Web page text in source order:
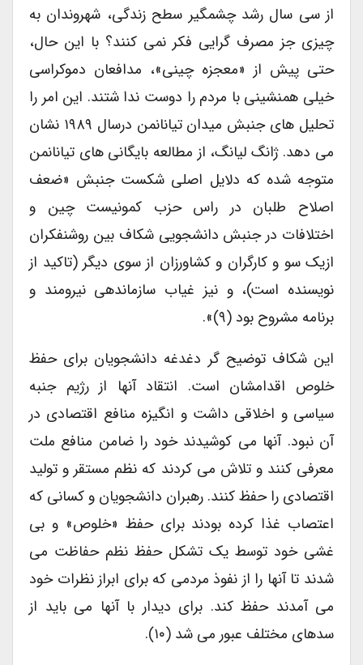
از سی سال رشد چشمگیر سطح زندگی، شهروندان به
چیزی جز مصرف گرایی فکر نمی کنند؟ با این حال،
حتی پیش از «معجزه چینی»، مدافعان دموکراسی
خیلی همنشینی با مردم را دوست ندا شتند. این امر را
تحلیل های جنبش میدان تیانانمن درسال ۱۹۸۹ نشان
می دهد. ژانگ لیانگ، از مطالعه بایگانی های تیانانمن
متوجه شده که دلایل اصلی شکست جنبش «ضعف
اصلاح طلبان در راس حزب کمونیست چین و
اختلافات در جنبش دانشجویی شکاف بین روشنفکران
ازیک سو و کارگران و کشاورزان از سوی دیگر (تاکید از
نویسنده است)، و نیز غیاب سازماندهی نیرومند و
برنامه مشروح بود (۹)».
این شکاف توضیح گر دغدغه دانشجویان برای حفظ
خلوص اقدامشان است. انتقاد آنها از رژیم جنبه
سیاسی و اخلاقی داشت و انگیزه منافع اقتصادی در
آن نبود. آنها می کوشیدند خود را ضامن منافع ملت
معرفی کنند و تلاش می کردند که نظم مستقر و تولید
اقتصادی را حفظ کنند. رهبران دانشجویان و کسانی که
اعتصاب غذا کرده بودند برای حفظ «خلوص» و بی
غشی خود توسط یک تشکل حفظ نظم حفاظت می
شدند تا آنها را از نفوذ مردمی که برای ابراز نظرات خود
می آمدند حفظ کند. برای دیدار با آنها می باید از
سدهای مختلف عبور می شد (۱۰).